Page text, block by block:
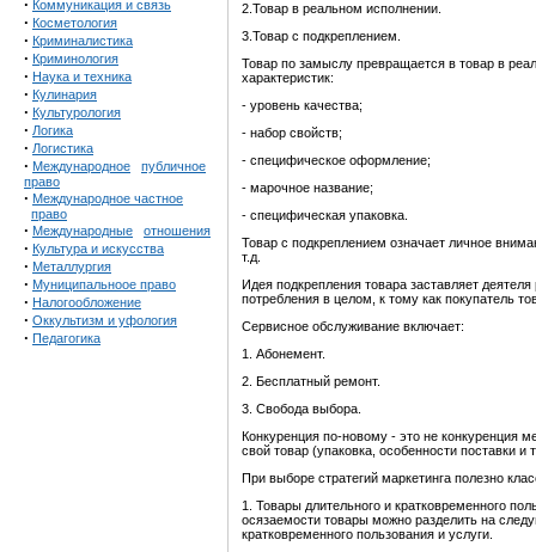
· Коммуникация и связь
· Косметология
· Криминалистика
· Криминология
· Наука и техника
· Кулинария
· Культурология
· Логика
· Логистика
· Международное
публичное
право
· Международное частное
право
· Международные отношения
· Культура и искусства
· Металлургия
· Муниципальноое право
· Налогообложение
· Оккультизм и уфология
· Педагогика
2.Товар в реальном исполнении.
3.Товар с подкреплением.
Товар по замыслу превращается в товар в
характеристик:
- уровень качества;
- набор свойств;
- специфическое оформление;
- марочное название;
- специфическая упаковка.
Товар с подкреплением означает личное
т.д.
Идея подкрепления товара заставляет
потребления в целом, к тому как покупатель
Сервисное обслуживание включает:
1. Абонемент.
2. Бесплатный ремонт.
3. Свобода выбора.
Конкуренция по-новому - это не конкуренция
свой товар (упаковка, особенности поставки и
При выборе стратегий маркетинга полезно
1. Товары длительного и кратковременного
осязаемости товары можно разделить на
кратковременного пользования и услуги.